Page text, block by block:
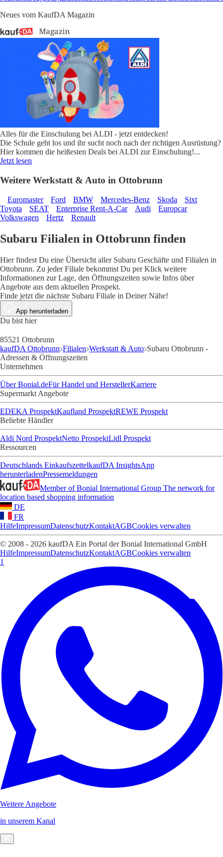
Neues vom KaufDA Magazin
Alles für die Einschulung bei ALDI - jetzt entdecken!
Die Schule geht los und ihr sucht noch nach der richtigen Ausrüstung?
Hier kommen die heißesten Deals bei ALDI zur Einschulung!...
Jetzt lesen
Weitere Werkstatt & Auto in Ottobrunn
Euromaster Ford BMW Mercedes-Benz Skoda
Sixt
Toyota
SEAT Enterprise Rent-A-Car Audi
Europcar
Volkswagen
Hertz Renault
Subaru Filialen in Ottobrunn finden
Hier findest Du eine Übersicht aller Subaru Geschäfte und Filialen in
Ottobrunn. Zu jeder Filiale bekommst Du per Klick weitere
Informationen zur Lage, den Öffnungszeiten sowie Infos über
Angebote aus dem aktuellen Prospekt.
Finde jetzt die nächste Subaru Filiale in Deiner Nähe!
App herunterladen
Du bist hier
85521 Ottobrunn
kaufDA Ottobrunn Filialen Werkstatt & Auto Subaru Ottobrunn -
Adressen & Öffnungszeiten
Unternehmen
Über Bonial.deFür Handel und HerstellerKarriere
Supermarkt Angebote
EDEKA ProspektKaufland ProspektREWE Prospekt
Beliebte Händler
Aldi Nord ProspektNetto ProspektLidl Prospekt
Ressourcen
Deutschlands EinkaufszettelkaufDA InsightsApp
herunterladenPressemeldungen
Member of Bonial International Group The network for
location based shopping information
DE
FR
HilfeImpressumDatenschutzKontaktAGBCookies verwalten
© 2008 - 2026 kaufDA Ein Portal der Bonial International GmbH
HilfeImpressumDatenschutzKontaktAGBCookies verwalten
1
Weitere Angebote
in unserem Kanal